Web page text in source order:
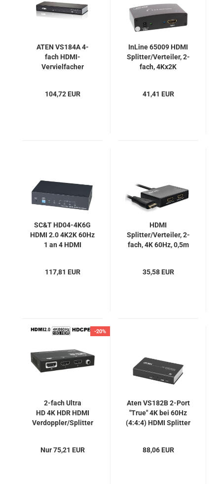
ATEN VS184A 4-
fach HDMI-
Vervielfacher
104,72 EUR
InLine 65009 HDMI
Splitter/Verteiler, 2-
fach, 4Kx2K
41,41 EUR
SC&T HD04-4K6G
HDMI 2.0 4K2K 60Hz
1 an 4 HDMI
117,81 EUR
HDMI
Splitter/Verteiler, 2-
fach, 4K 60Hz, 0,5m
35,58 EUR
-20%
2-fach Ultra
HD 4K HDR HDMI
Verdoppler/Splitter
1080P - UH-2VE,
Nur 75,21 EUR
Aten VS182B 2-Port
"True" 4K bei 60Hz
(4:4:4) HDMI Splitter
88,06 EUR